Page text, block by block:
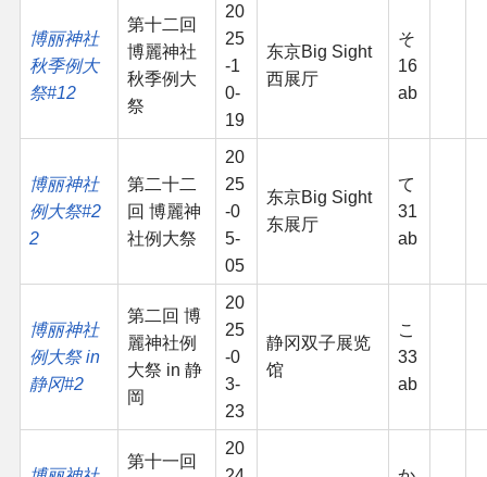
博丽神社
秋季例大
祭#12
第十二回
博麗神社
秋季例大
祭
20
25
-1
0-
19
东京Big Sight
西展厅
そ
16
ab
博丽神社
例大祭#2
2
第二十二
回 博麗神
社例大祭
20
25
-0
5-
05
东京Big Sight
东展厅
て
31
ab
博丽神社
例大祭 in
静冈#2
第二回 博
麗神社例
大祭 in 静
岡
20
25
-0
3-
23
静冈双子展览
馆
こ
33
ab
第十一回
20